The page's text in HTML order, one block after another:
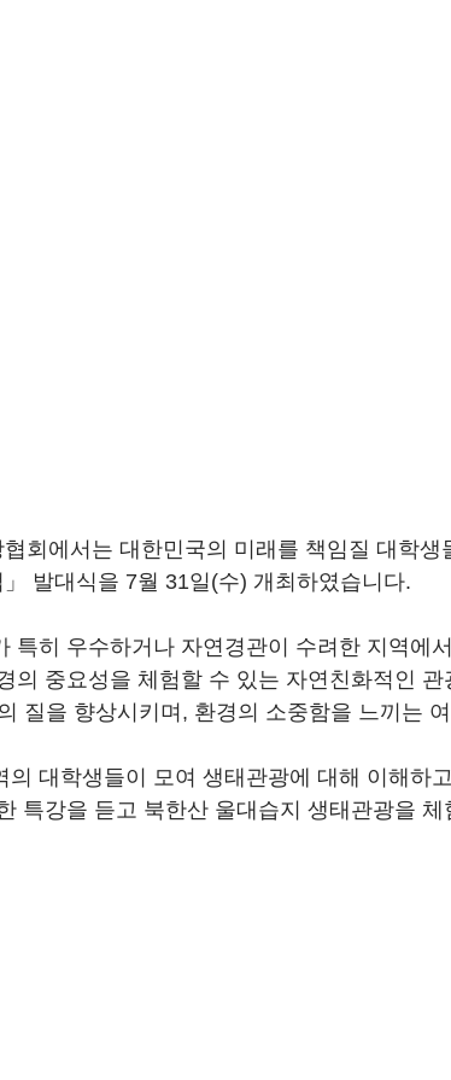
회에서는 대한민국의 미래를 책임질 대학생
발대식을 7월 31일(수) 개최하였습니다.
특히 우수하거나 자연경관이 수려한 지역에
의 중요성을 체험할 수 있는 자연친화적인
질을 향상시키며, 환경의 소중함을 느끼는
의 대학생들이 모여 생태관광에 대해 이해하
특강을 듣고 북한산 울대습지 생태관광을 체